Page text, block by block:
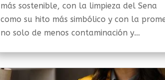
más sostenible, con la limpieza del Sena
como su hito más simbólico y con la
no solo de menos contaminación y
herencia verde para la...